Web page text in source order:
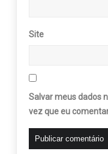
Site
Salvar meus dados
vez que eu